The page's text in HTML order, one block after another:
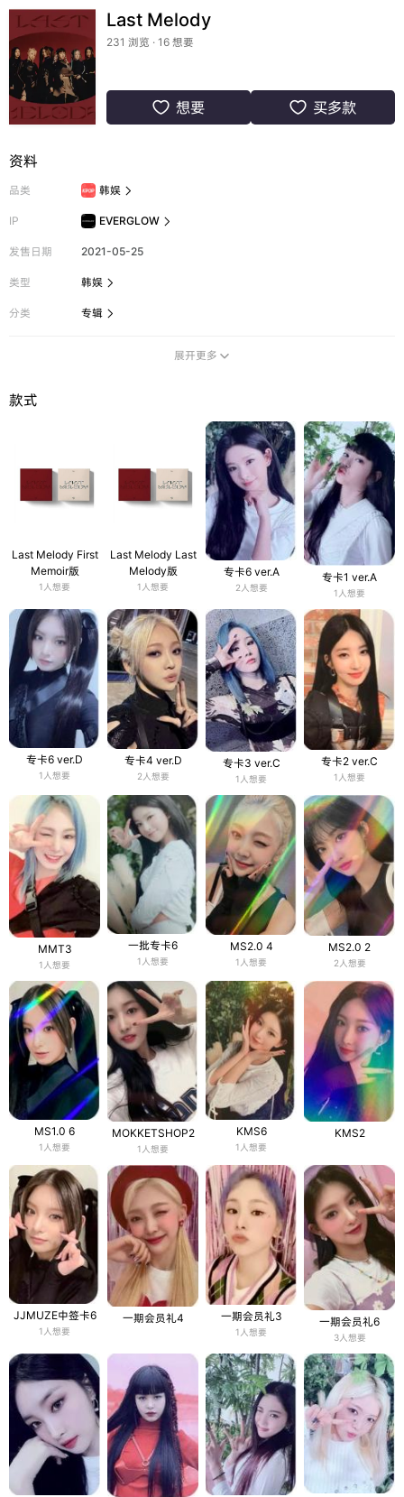
Last Melody
231 浏览 · 16 想要
 想要  买多款
资料
品类 韩娱 
IP EVERGLOW 
发售日期 2021-05-25
类型 韩娱 
分类 专辑 
展开更多 
款式
Last Melody First
Memoir版
1人想要
Last Melody Last
Melody版
1人想要
专卡6 ver.A
2人想要
专卡1 ver.A
1人想要
专卡6 ver.D
1人想要
专卡4 ver.D
2人想要
专卡3 ver.C
1人想要
专卡2 ver.C
1人想要
MMT3
1人想要
一批专卡6
1人想要
MS2.0 4
1人想要
MS2.0 2
2人想要
MS1.0 6
1人想要
MOKKETSHOP2
1人想要
KMS6
1人想要
KMS2
JJMUZE中签卡6
1人想要
一期会员礼4 一期会员礼3
1人想要
一期会员礼6
3人想要